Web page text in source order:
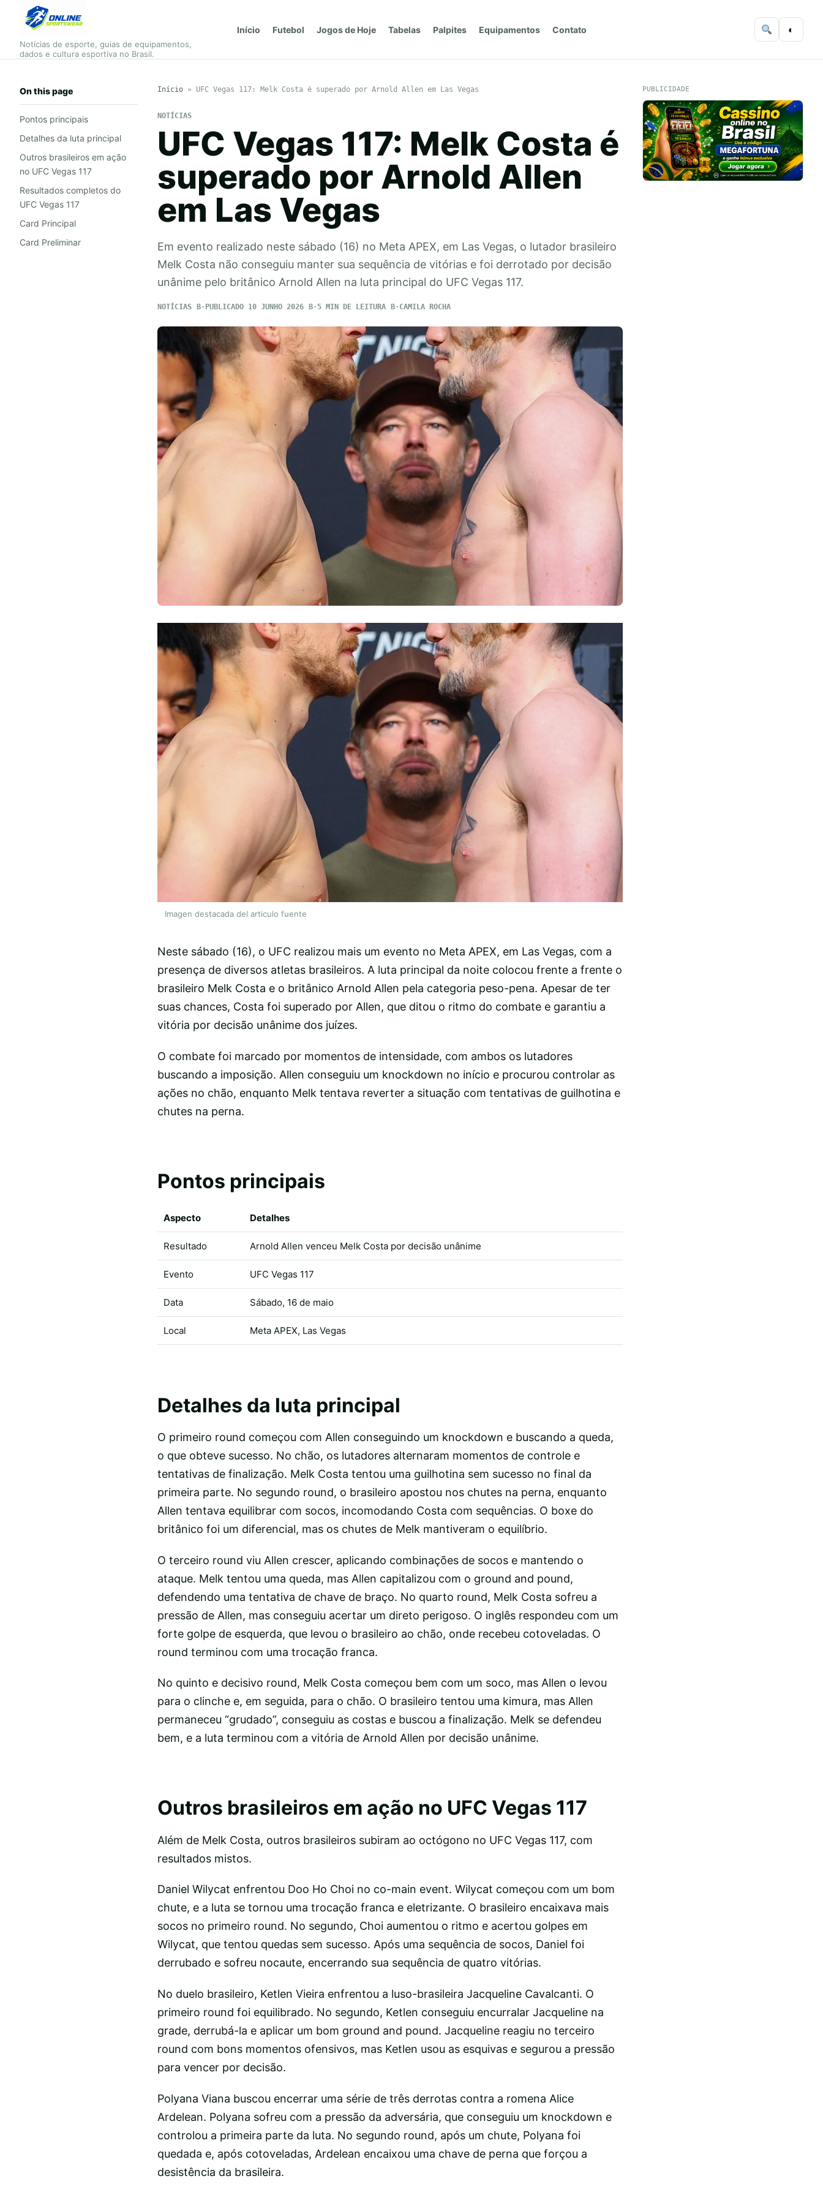
Notícias de esporte, guias de equipamentos,
dados e cultura esportiva no Brasil.
Início Futebol Jogos de Hoje Tabelas Palpites Equipamentos Contato ◐
On this page
Pontos principais
Detalhes da luta principal
Outros brasileiros em ação
no UFC Vegas 117
Resultados completos do
UFC Vegas 117
Card Principal
Card Preliminar
Início» UFC Vegas 117: Melk Costa é superado por Arnold Allen em Las Vegas
NOTÍCIAS
UFC Vegas 117: Melk Costa é
superado por Arnold Allen
em Las Vegas
Em evento realizado neste sábado (16) no Meta APEX, em Las Vegas, o lutador brasileiro
Melk Costa não conseguiu manter sua sequência de vitórias e foi derrotado por decisão
unânime pelo britânico Arnold Allen na luta principal do UFC Vegas 117.
NOTÍCIAS PUBLICADO 10 JUNHO 2026 5 MIN DE LEITURA CAMILA ROCHA
Imagen destacada del articulo fuente
Neste sábado (16), o UFC realizou mais um evento no Meta APEX, em Las Vegas, com a
presença de diversos atletas brasileiros. A luta principal da noite colocou frente a frente o
brasileiro Melk Costa e o britânico Arnold Allen pela categoria peso-pena. Apesar de ter
suas chances, Costa foi superado por Allen, que ditou o ritmo do combate e garantiu a
vitória por decisão unânime dos juízes.
O combate foi marcado por momentos de intensidade, com ambos os lutadores
buscando a imposição. Allen conseguiu um knockdown no início e procurou controlar as
ações no chão, enquanto Melk tentava reverter a situação com tentativas de guilhotina e
chutes na perna.
Pontos principais
Aspecto Detalhes
Resultado Arnold Allen venceu Melk Costa por decisão unânime
Evento UFC Vegas 117
Data Sábado, 16 de maio
Local Meta APEX, Las Vegas
Detalhes da luta principal
O primeiro round começou com Allen conseguindo um knockdown e buscando a queda,
o que obteve sucesso. No chão, os lutadores alternaram momentos de controle e
tentativas de finalização. Melk Costa tentou uma guilhotina sem sucesso no final da
primeira parte. No segundo round, o brasileiro apostou nos chutes na perna, enquanto
Allen tentava equilibrar com socos, incomodando Costa com sequências. O boxe do
britânico foi um diferencial, mas os chutes de Melk mantiveram o equilíbrio.
O terceiro round viu Allen crescer, aplicando combinações de socos e mantendo o
ataque. Melk tentou uma queda, mas Allen capitalizou com o ground and pound,
defendendo uma tentativa de chave de braço. No quarto round, Melk Costa sofreu a
pressão de Allen, mas conseguiu acertar um direto perigoso. O inglês respondeu com um
forte golpe de esquerda, que levou o brasileiro ao chão, onde recebeu cotoveladas. O
round terminou com uma trocação franca.
No quinto e decisivo round, Melk Costa começou bem com um soco, mas Allen o levou
para o clinche e, em seguida, para o chão. O brasileiro tentou uma kimura, mas Allen
permaneceu “grudado”, conseguiu as costas e buscou a finalização. Melk se defendeu
bem, e a luta terminou com a vitória de Arnold Allen por decisão unânime.
Outros brasileiros em ação no UFC Vegas 117
Além de Melk Costa, outros brasileiros subiram ao octógono no UFC Vegas 117, com
resultados mistos.
Daniel Wilycat enfrentou Doo Ho Choi no co-main event. Wilycat começou com um bom
chute, e a luta se tornou uma trocação franca e eletrizante. O brasileiro encaixava mais
socos no primeiro round. No segundo, Choi aumentou o ritmo e acertou golpes em
Wilycat, que tentou quedas sem sucesso. Após uma sequência de socos, Daniel foi
derrubado e sofreu nocaute, encerrando sua sequência de quatro vitórias.
No duelo brasileiro, Ketlen Vieira enfrentou a luso-brasileira Jacqueline Cavalcanti. O
primeiro round foi equilibrado. No segundo, Ketlen conseguiu encurralar Jacqueline na
grade, derrubá-la e aplicar um bom ground and pound. Jacqueline reagiu no terceiro
round com bons momentos ofensivos, mas Ketlen usou as esquivas e segurou a pressão
para vencer por decisão.
Polyana Viana buscou encerrar uma série de três derrotas contra a romena Alice
Ardelean. Polyana sofreu com a pressão da adversária, que conseguiu um knockdown e
controlou a primeira parte da luta. No segundo round, após um chute, Polyana foi
quedada e, após cotoveladas, Ardelean encaixou uma chave de perna que forçou a
desistência da brasileira.
PUBLICIDADE